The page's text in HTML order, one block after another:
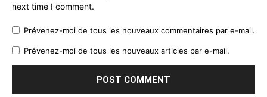
next time I comment.
Prévenez-moi de tous les nouveaux commentaires par e-mail.
Prévenez-moi de tous les nouveaux articles par e-mail.